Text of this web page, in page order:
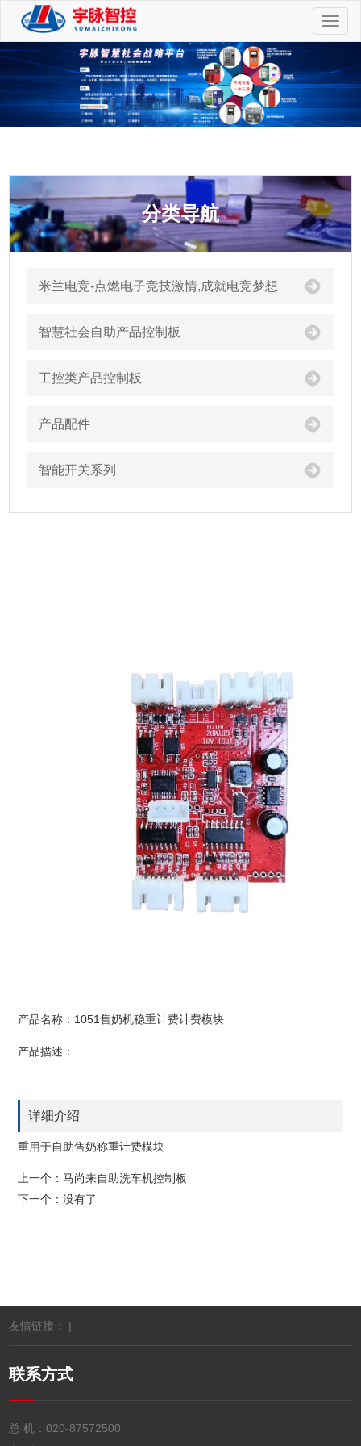
切
换
航
分类导航
米兰电竞-点燃电子竞技激情,成就电竞梦想
智慧社会自助产品控制板
工控类产品控制板
产品配件
智能开关系列
产品名称：1051售奶机稳重计费计费模块
产品描述：
详细介绍
重用于自助售奶称重计费模块
上一个： 马尚来自助洗车机控制板
下一个：没有了
友情链接： |
联系方式
总 机：020-87572500